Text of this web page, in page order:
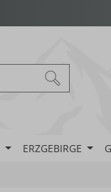
ERZGEBIRGE